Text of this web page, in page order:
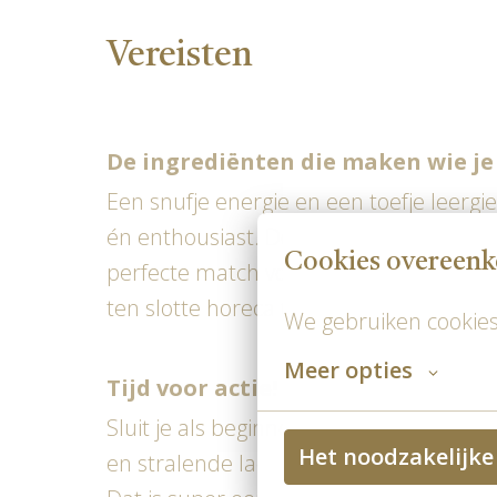
Cookies
We gebruiken
Meer opties
Het
Vereisten
De ingrediënten die maken wie
Een snufje energie en een toefje
én enthousiast. Door jouw
perfecte match voor ons bedrijf.
ten slotte horeca tijgers!
Tijd voor actie!
Sluit je als beginnend
en stralende lachebekjes. Meer